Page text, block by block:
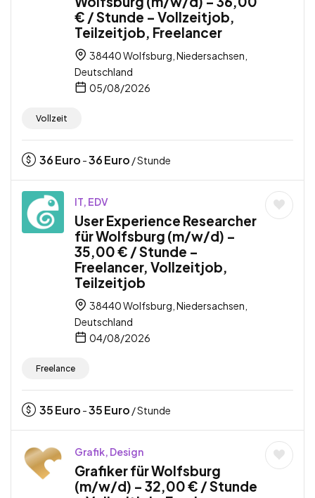
€ / Stunde – Vollzeitjob,
Teilzeitjob, Freelancer
38440 Wolfsburg, Niedersachsen,
Deutschland
05/08/2026
Vollzeit
36Euro -36Euro / Stunde
IT, EDV
User Experience Researcher
für Wolfsburg (m/w/d) –
35,00 € / Stunde –
Freelancer, Vollzeitjob,
Teilzeitjob
38440 Wolfsburg, Niedersachsen,
Deutschland
04/08/2026
Freelance
35Euro -35Euro / Stunde
Grafik, Design
Grafiker für Wolfsburg
(m/w/d) – 32,00 € / Stunde